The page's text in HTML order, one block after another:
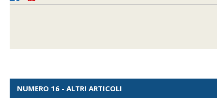
NUMERO 16 - ALTRI ARTICOLI